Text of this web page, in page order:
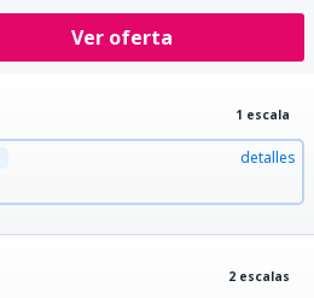
Ver oferta
1 escala
detalles
2 escalas